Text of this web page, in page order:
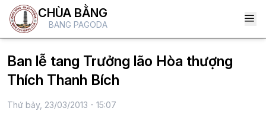
CHÙA BẰNG
BANG PAGODA
Ban lễ tang Trưởng lão Hòa thượng
Thích Thanh Bích
Thứ bảy, 23/03/2013 - 15:07